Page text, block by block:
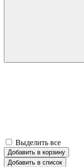
Выделить все
Добавить в корзину
Добавить в список